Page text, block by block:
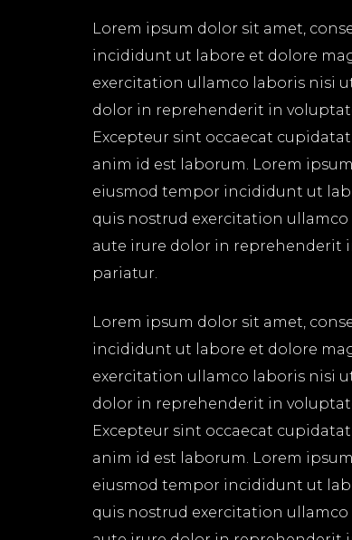
Lorem ipsum dolor sit amet,
incididunt ut labore et dolore
exercitation ullamco laboris nisi
dolor in reprehenderit in
Excepteur sint occaecat
anim id est laborum. Lorem
eiusmod tempor incididunt ut
quis nostrud exercitation
aute irure dolor in reprehenderit
pariatur.
Lorem ipsum dolor sit amet,
incididunt ut labore et dolore
exercitation ullamco laboris nisi
dolor in reprehenderit in
Excepteur sint occaecat
anim id est laborum. Lorem
eiusmod tempor incididunt ut
quis nostrud exercitation